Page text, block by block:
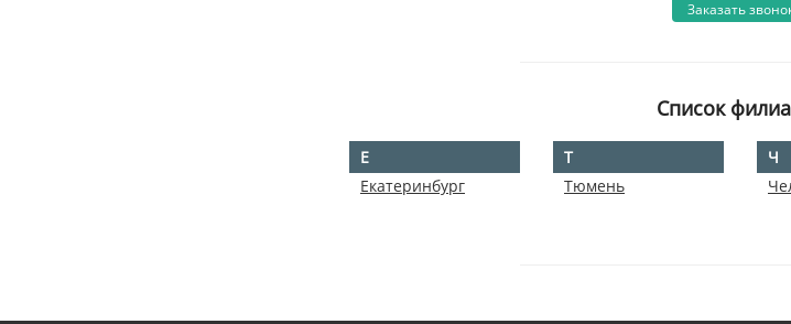
Заказать
Список
Е
Екатеринбург
Т
Тюмень
Ч